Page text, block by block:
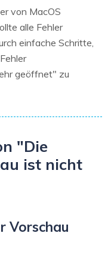
von MacOS
alle Fehler
einfache Schritte,
geöffnet" zu
"Die
ist nicht
Vorschau